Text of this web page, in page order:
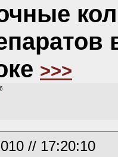
>>>
// 17:20:10